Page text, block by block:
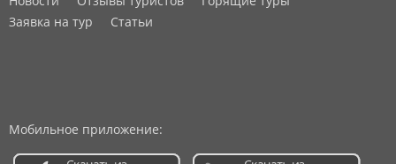
Заявка на тур
Статьи
Мобильное приложение: